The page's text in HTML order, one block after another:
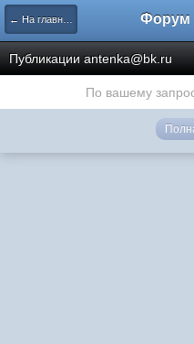
← На главную
Публикации antenka@bk.ru
По вашему